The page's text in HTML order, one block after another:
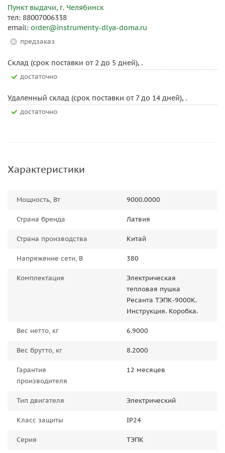
Пункт выдачи, г. Челябинск
тел: 88007006338
email: order@instrumenty-dlya-doma.ru
Предзаказ
Склад (срок поставки от 2 до 5 дней), .
Достаточно
Удаленный склад (срок поставки от 7 до 14 дней), .
Достаточно
Характеристики
Мощность, Вт 9000.0000
Страна бренда Латвия
Страна производства Китай
Напряжение сети, В 380
Комплектация
Электрическая
тепловая пушка
Ресанта ТЭПК-9000K.
Инструкция. Коробка.
Вес нетто, кг 6.9000
Вес брутто, кг 8.2000
Гарантия
производителя
12 месяцев
Тип двигателя Электрический
Класс защиты IP24
Серия ТЭПК